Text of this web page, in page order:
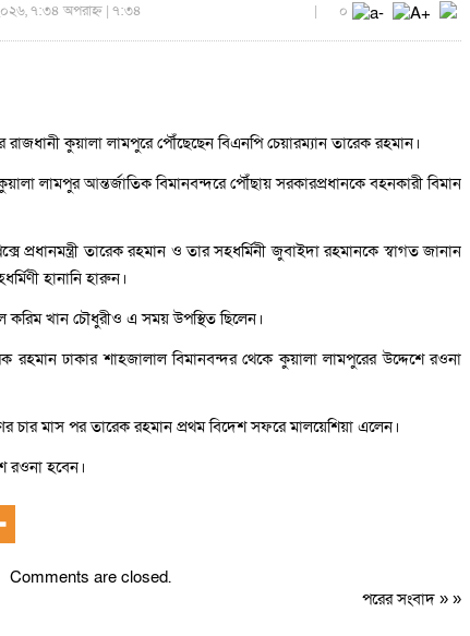
৭:৩৪ অপরাহ্ন | ৭:৩৪
| ০
রাজধানী কুয়ালা লামপুরে পৌঁছেছেন বিএনপি চেয়ারম্যান তারেক রহমান।
লামপুর আন্তর্জাতিক বিমানবন্দরে পৌঁছায় সরকারপ্রধানকে বহনকারী বিমান
প্রধানমন্ত্রী তারেক রহমান ও তার সহধর্মিনী জুবাইদা রহমানকে স্বাগত জানান
হানানি হারুন।
করিম খান চৌধুরীও এ সময় উপস্থিত ছিলেন।
রহমান ঢাকার শাহজালাল বিমানবন্দর থেকে কুয়ালা লামপুরের উদ্দেশে রওনা
চার মাস পর তারেক রহমান প্রথম বিদেশ সফরে মালয়েশিয়া এলেন।
রওনা হবেন।
Comments are closed.
পরের সংবাদ » »